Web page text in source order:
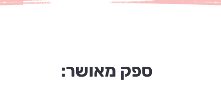
ספק מאושר: